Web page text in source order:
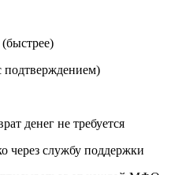
подтверждением)
денег не требуется
через службу поддержки